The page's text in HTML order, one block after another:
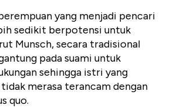
yang menjadi pencari
sedikit berpotensi untuk
Munsch, secara tradisional
pada suami untuk
sehingga istri yang
merasa terancam dengan
quo.